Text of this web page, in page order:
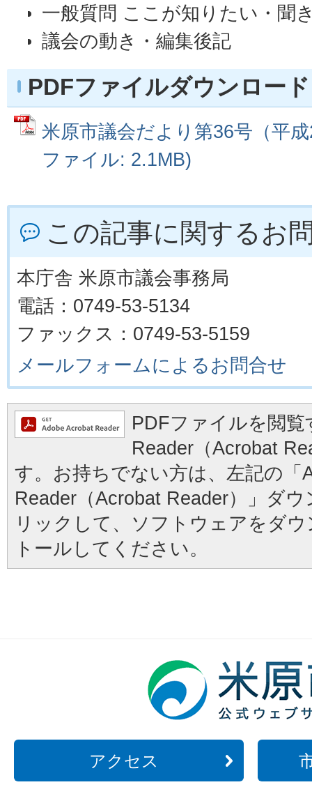
一般質問 ここが知りたい・聞
議会の動き・編集後記
PDFファイルダウンロード
米原市議会だより第36号（平
ファイル: 2.1MB)
この記事に関するお
本庁舎 米原市議会事務局
電話：0749-53-5134
ファックス：0749-53-5159
メールフォームによるお問合せ
PDFファイルを閲
Reader（Acrobat
す。お持ちでない方は、左記の「
Reader（Acrobat Reader）」ダ
リックして、ソフトウェアをダ
トールしてください。
アクセス